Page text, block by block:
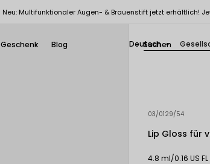
Neu: Multifunktionaler Augen- & Brauenstift jetzt erhältlich!
Geschenk Blog Deutsch 
03/0129/54
Lip Gloss für
4.8 ml/0.16 US FL